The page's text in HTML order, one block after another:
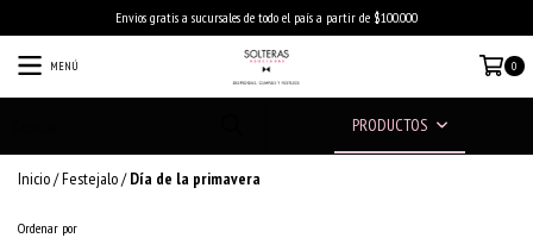
Envios gratis a sucursales de todo el país a partir de $100.000
MENÚ 0
PRODUCTOS
Inicio/Festejalo/ Día de la primavera
Ordenar por